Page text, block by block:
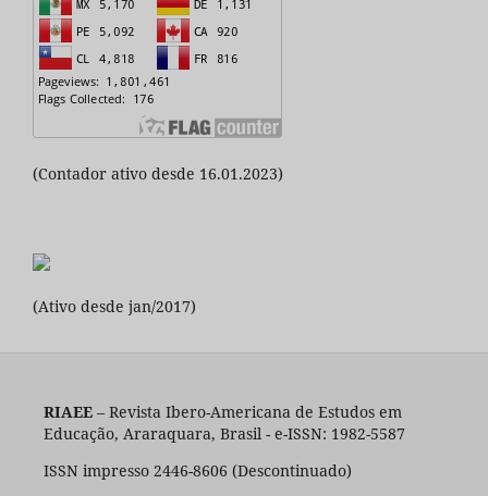
(Contador ativo desde 16.01.2023)
(Ativo desde jan/2017)
RIAEE– Revista Ibero-Americana de Estudos em
Educação, Araraquara, Brasil - e-ISSN: 1982-5587
ISSN impresso 2446-8606 (Descontinuado)